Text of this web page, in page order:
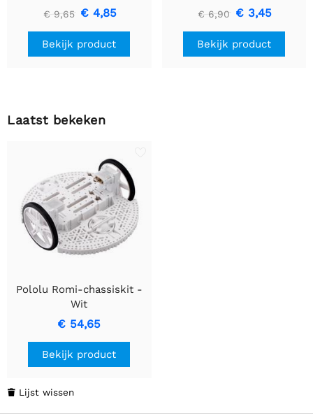
U1V10F3
€ 9,65 € 4,85
Bekijk product
€ 6,90 € 3,45
Bekijk product
Laatst bekeken
Pololu Romi-chassiskit -
Wit
€ 54,65
Bekijk product
 Lijst wissen